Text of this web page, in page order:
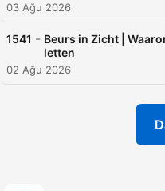
03 Ağu 2026
1541 - Beurs in Zicht |
letten
02 Ağu 2026